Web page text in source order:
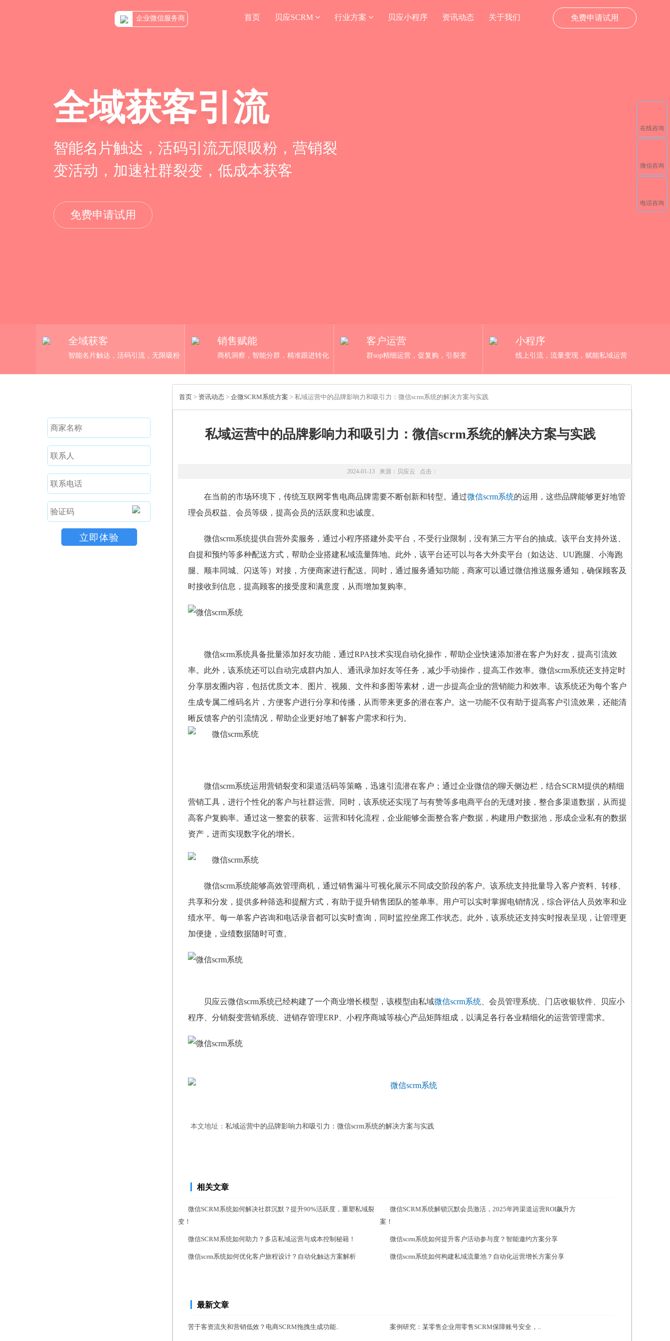
免费申请试用
企业微信服务商 首页 贝应SCRM 行业方案 贝应小程序 资讯动态 关于我们
全域获客引流
智能名片触达，活码引流无限吸粉，营销裂
变活动，加速社群裂变，低成本获客
免费申请试用
全域获客
智能名片触达，活码引流，无限吸粉
销售赋能
商机洞察，智能分群，精准跟进转化
客户运营
群sop精细运营，促复购，引裂变
小程序
线上引流，流量变现，赋能私域运营
首页 > 资讯动态 > 企微SCRM系统方案 > 私域运营中的品牌影响力和吸引力：微信scrm系统的解决方案与实践
私域运营中的品牌影响力和吸引力：微信scrm系统的解决方案与实践
2024-01-13 来源： 贝应云 点击：
在当前的市场环境下，传统互联网零售电商品牌需要不断创新和转型。通过微信scrm系统的运用，这些品牌能够更好地管
理会员权益、会员等级，提高会员的活跃度和忠诚度。
微信scrm系统提供自营外卖服务，通过小程序搭建外卖平台，不受行业限制，没有第三方平台的抽成。该平台支持外送、
自提和预约等多种配送方式，帮助企业搭建私域流量阵地。此外，该平台还可以与各大外卖平台（如达达、UU跑腿、小海跑
腿、顺丰同城、闪送等）对接，方便商家进行配送。同时，通过服务通知功能，商家可以通过微信推送服务通知，确保顾客及
时接收到信息，提高顾客的接受度和满意度，从而增加复购率。
微信scrm系统具备批量添加好友功能，通过RPA技术实现自动化操作，帮助企业快速添加潜在客户为好友，提高引流效
率。此外，该系统还可以自动完成群内加人、通讯录加好友等任务，减少手动操作，提高工作效率。 微信scrm系统还支持定时
分享朋友圈内容，包括优质文本、图片、视频、文件和多图等素材，进一步提高企业的营销能力和效率。 该系统还为每个客户
生成专属二维码名片，方便客户进行分享和传播，从而带来更多的潜在客户。这一功能不仅有助于提高客户引流效果，还能清
晰反馈客户的引流情况，帮助企业更好地了解客户需求和行为。
微信scrm系统运用营销裂变和渠道活码等策略，迅速引流潜在客户；通过企业微信的聊天侧边栏，结合SCRM提供的精细
营销工具，进行个性化的客户与社群运营。同时，该系统还实现了与有赞等多电商平台的无缝对接，整合多渠道数据，从而提
高客户复购率。通过这一整套的获客、运营和转化流程，企业能够全面整合客户数据，构建用户数据池，形成企业私有的数据
资产，进而实现数字化的增长。
微信scrm系统能够高效管理商机，通过销售漏斗可视化展示不同成交阶段的客户。该系统支持批量导入客户资料、转移、
共享和分发，提供多种筛选和提醒方式，有助于提升销售团队的签单率。用户可以实时掌握电销情况，综合评估人员效率和业
绩水平。每一单客户咨询和电话录音都可以实时查询，同时监控坐席工作状态。此外，该系统还支持实时报表呈现，让管理更
加便捷，业绩数据随时可查。
贝应云微信scrm系统已经构建了一个商业增长模型，该模型由私域微信scrm系统 、会员管理系统、门店收银软件、贝应小
程序、分销裂变营销系统、进销存管理ERP、小程序商城等核心产品矩阵组成，以满足各行各业精细化的运营管理需求。
本文地址： 私域运营中的品牌影响力和吸引力：微信scrm系统的解决方案与实践
相关文章
微信SCRM系统如何解决社群沉默？提升90%活跃度，重塑私域裂
变！
微信SCRM系统解锁沉默会员激活，2025年跨渠道运营ROI飙升方
案！
微信SCRM系统如何助力？多店私域运营与成本控制秘籍！ 微信scrm系统如何提升客户活动参与度？智能邀约方案分享
微信scrm系统如何优化客户旅程设计？自动化触达方案解析 微信scrm系统如何构建私域流量池？自动化运营增长方案分享
最新文章
苦于客资流失和营销低效？电商SCRM拖拽生成功能.. 案例研究：某零售企业用零售SCRM保障账号安全，..
在线咨询
微信咨询
电话咨询